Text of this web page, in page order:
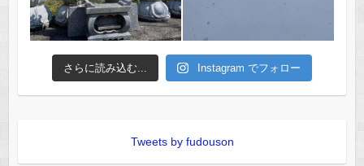
さらに読み込む... Instagram でフォロー
Tweets by fudouson